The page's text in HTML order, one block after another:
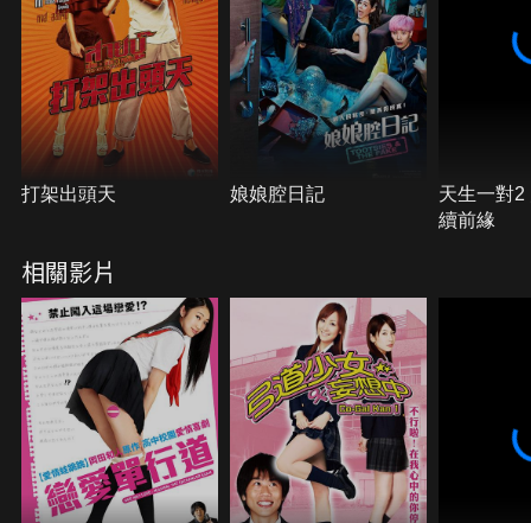
打架出頭天 娘娘腔日記
天生一對2
續前緣
相關影片